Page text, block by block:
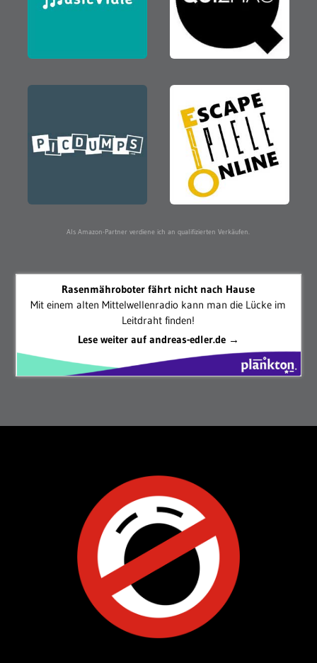
Als Amazon-Partner verdiene ich an qualifizierten Verkäufen.
Rasenmähroboter fährt nicht nach Hause
Mit einem alten Mittelwellenradio kann man die Lücke im
Leitdraht finden!
Lese weiter auf andreas-edler.de →